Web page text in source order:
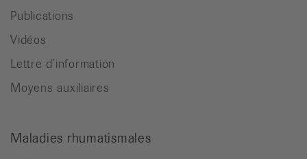
Publications
Vidéos
Lettre d’information
Moyens auxiliaires
Maladies rhumatismales